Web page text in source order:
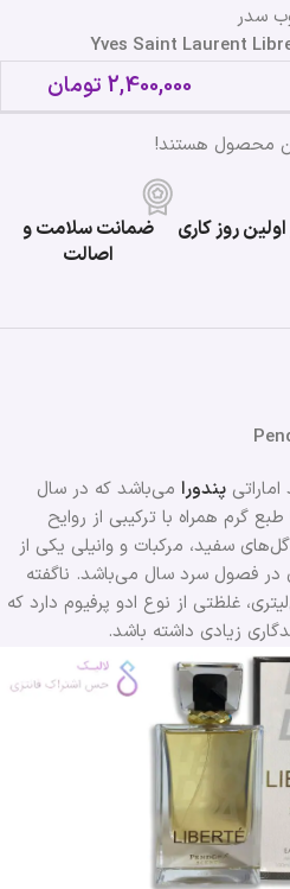
سدر
2,400,000 تومان
محصول هستند!
روز کاری
ضمانت سلامت و
اصالت
پندورا می‌باشد که در سال
طبع گرم همراه با ترکیبی از روایح
سفید، مرکبات و وانیلی یکی از
در فصول سرد سال می‌باشد. ناگفته
غلظتی از نوع ادو پرفیوم دارد که
زیادی داشته باشد.